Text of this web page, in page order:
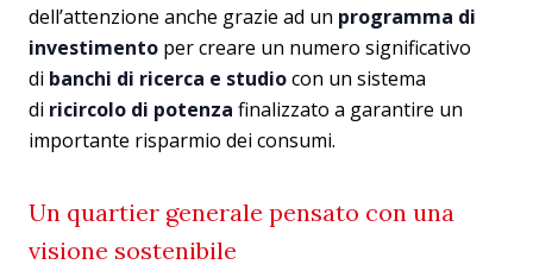
dell’attenzione anche grazie ad un programma di
investimento per creare un numero significativo
di banchi di ricerca e studiocon un sistema
di ricircolo di potenza finalizzato a garantire un
importante risparmio dei consumi.
Un quartier generale pensato con una
visione sostenibile